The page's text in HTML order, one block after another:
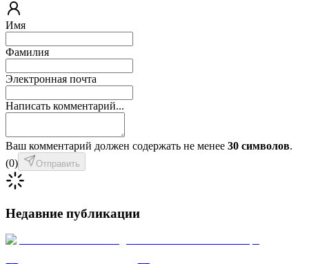
Имя
Фамилия
Электронная почта
Написать комментарий...
Ваш комментарий должен содержать не менее 30 символов.
(0) Отправить
Недавние публикации